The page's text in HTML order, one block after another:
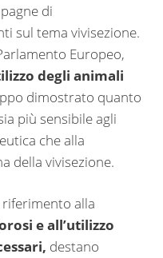
di
sul tema vivisezione.
Europeo,
degli animali
dimostrato quanto
più sensibile agli
che alla
della vivisezione.
alla
e all’utilizzo
destano